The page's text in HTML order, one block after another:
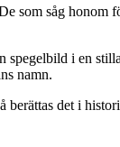
som såg honom
i en
namn.
det i